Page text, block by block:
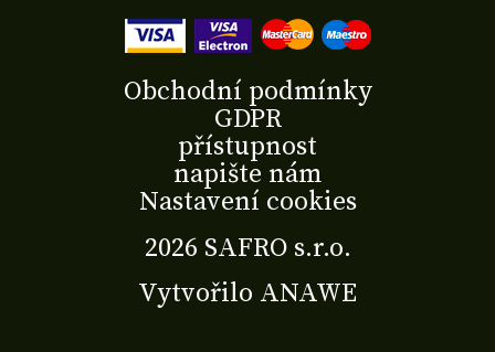
2026 SAFRO s.r.o.
Vytvořilo ANAWE
Obchodní podmínky
GDPR
přístupnost
napište nám
Nastavení cookies